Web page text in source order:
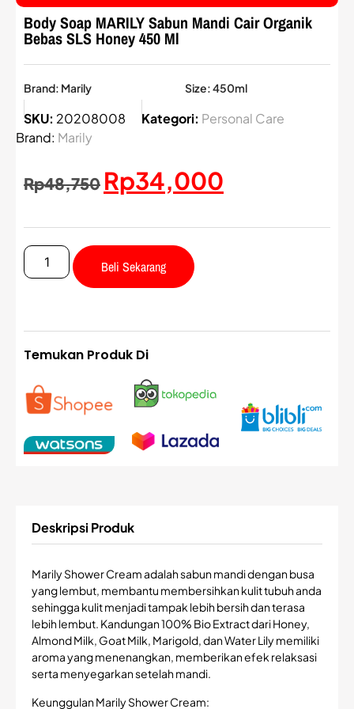
Body Soap MARILY Sabun Mandi Cair Organik
Bebas SLS Honey 450 Ml
Brand: Marily Size: 450ml
SKU: 20208008 Kategori: Personal Care
Brand: Marily
Rp48,750 Rp34,000
Beli Sekarang
Temukan Produk Di
Deskripsi Produk
Marily Shower Cream adalah sabun mandi dengan busa
yang lembut, membantu membersihkan kulit tubuh anda
sehingga kulit menjadi tampak lebih bersih dan terasa
lebih lembut. Kandungan 100% Bio Extract dari Honey,
Almond Milk, Goat Milk, Marigold, dan Water Lily memiliki
aroma yang menenangkan, memberikan efek relaksasi
serta menyegarkan setelah mandi.
Keunggulan Marily Shower Cream: